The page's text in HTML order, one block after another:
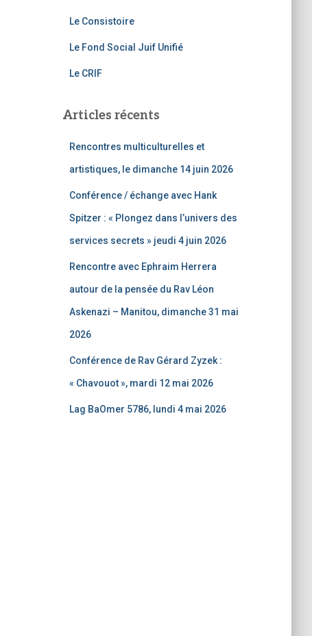
k
Le Consistoire
Le Fond Social Juif Unifié
Le CRIF
Articles récents
Rencontres multiculturelles et
artistiques, le dimanche 14 juin 2026
Conférence / échange avec Hank
Spitzer : « Plongez dans l’univers des
services secrets » jeudi 4 juin 2026
Rencontre avec Ephraim Herrera
autour de la pensée du Rav Léon
Askenazi – Manitou, dimanche 31 mai
2026
Conférence de Rav Gérard Zyzek :
« Chavouot », mardi 12 mai 2026
Lag BaOmer 5786, lundi 4 mai 2026